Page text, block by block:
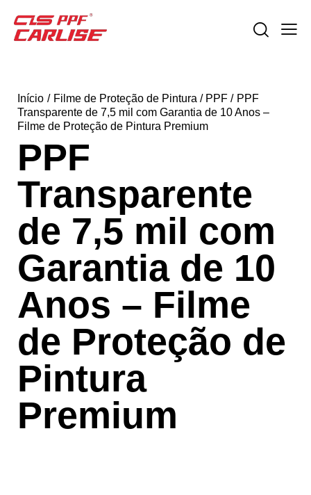
Início Filme de Proteção de Pintura / PPF
PPF
Transparente de 7,5 mil com Garantia de 10 Anos –
Filme de Proteção de Pintura Premium
PPF
Transparente
de 7,5 mil com
Garantia de 10
Anos – Filme
de Proteção de
Pintura
Premium